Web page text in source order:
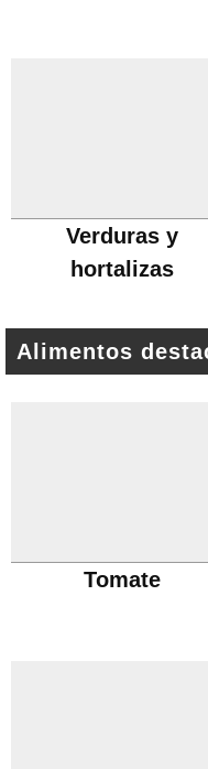
Verduras y
hortalizas
Alimentos
Tomate